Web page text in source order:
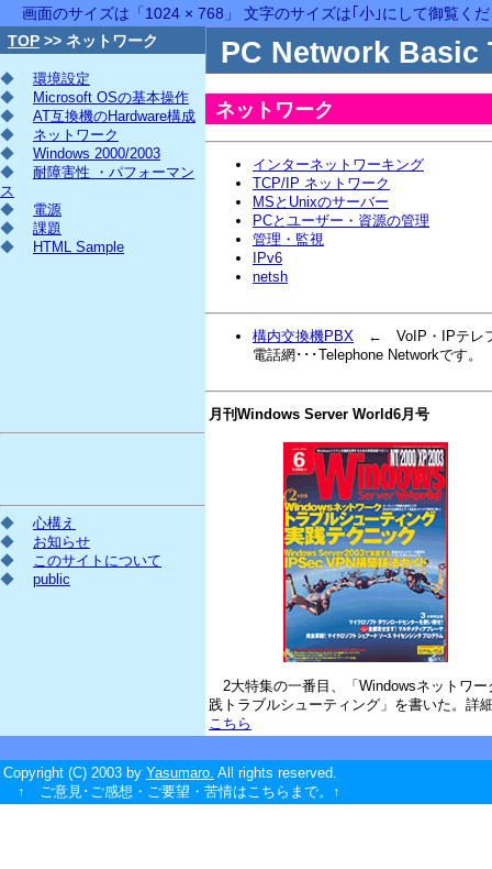
画面のサイズは「1024 × 768」 文字のサイズは｢小｣にして御覧く
TOP >> ネットワーク
◆
環境設定
◆
Microsoft OSの基本操作
◆
AT互換機のHardware構成
◆
ネットワーク
◆
Windows 2000/2003
◆
耐障害性 ・パフォーマン
ス
◆
電源
◆
課題
◆
HTML Sample
◆
心構え
◆
お知らせ
◆
このサイトについて
◆
public
PC Network Basic
ネットワーク
インターネットワーキング
TCP/IP ネットワーク
MSとUnixのサーバー
PCとユーザー・資源の管理
管理・監視
IPv6
netsh
構内交換機PBX ← VoIP・IPテレ
電話網･･･Telephone Networkです。
月刊Windows Server World6月号
2大特集の一番目、「Windowsネットワー
践トラブルシューティング」を書いた。詳
こちら
Copyright (C) 2003 by Yasumaro. All rights reserved.
↑ ご意見･ご感想・ご要望・苦情はこちらまで。↑